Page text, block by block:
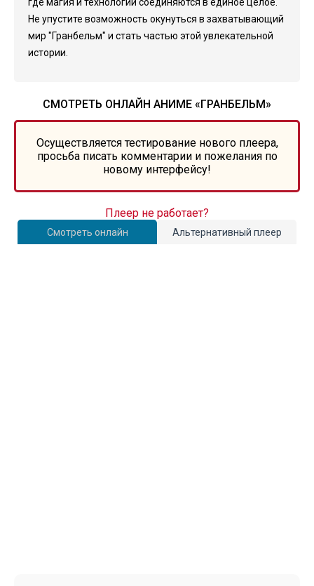
Не упустите возможность окунуться в захватывающий
мир "Гранбельм" и стать частью этой увлекательной
истории.
СМОТРЕТЬ ОНЛАЙН АНИМЕ «ГРАНБЕЛЬМ»
Осуществляется тестирование нового плеера,
просьба писать комментарии и пожелания по
новому интерфейсу!
Смотреть онлайн Альтернативный плеер
Плеер не работает?